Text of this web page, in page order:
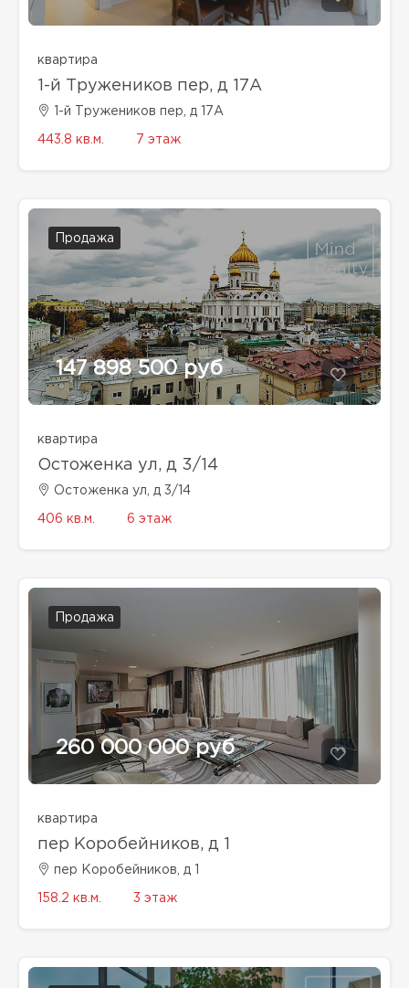
квартира
1-й Тружеников пер, д 17А
1-й Тружеников пер, д 17А
443.8 кв.м. 7 этаж
Продажа
147 898 500 руб
квартира
Остоженка ул, д 3/14
Остоженка ул, д 3/14
406 кв.м. 6 этаж
Продажа
260 000 000 руб
квартира
пер Коробейников, д 1
пер Коробейников, д 1
158.2 кв.м. 3 этаж